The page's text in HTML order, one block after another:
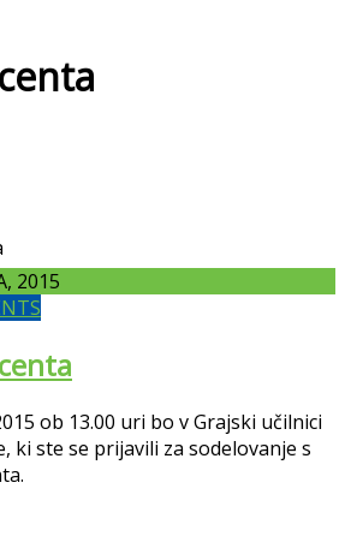
2015
ob 13.00 uri bo v Grajski učilnici
ki ste se prijavili za sodelovanje s